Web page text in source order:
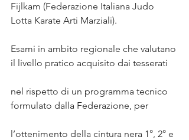
Fijlkam (Federazione Italiana Judo
Lotta Karate Arti Marziali).
Esami in ambito regionale che valutano
il livello pratico acquisito dai tesserati
nel rispetto di un programma tecnico
formulato dalla Federazione, per
l’ottenimento della cintura nera 1°, 2° e